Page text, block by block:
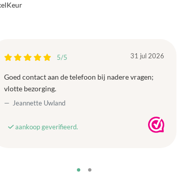
5/5 31 jul 2026
Goed contact aan de telefoon bij nadere vragen;
vlotte bezorging.
Jeannette Uwland
aankoop geverifieerd.